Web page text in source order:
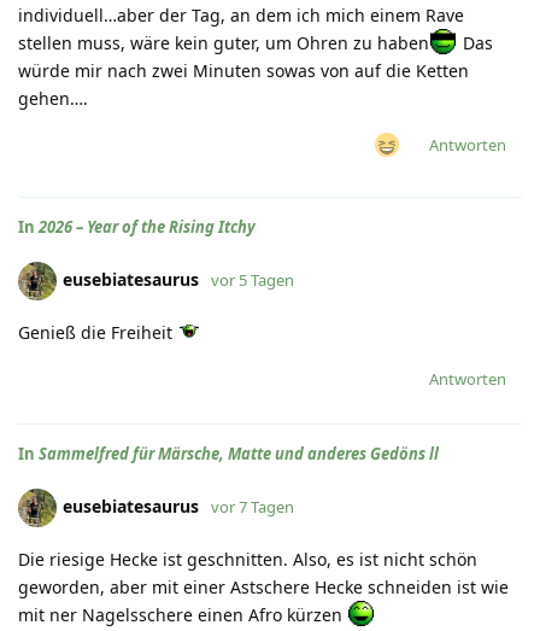
individuell…aber der Tag, an dem ich mich einem Rave
stellen muss, wäre kein guter, um Ohren zu haben
Das
würde mir nach zwei Minuten sowas von auf die Ketten
gehen….
Antworten
In2026 – Year of the Rising Itchy
eusebiatesaurus vor 5 Tagen
Genieß die Freiheit
Antworten
In Sammelfred für Märsche, Matte und anderes Gedöns ll
eusebiatesaurus vor 7 Tagen
Die riesige Hecke ist geschnitten. Also, es ist nicht schön
geworden, aber mit einer Astschere Hecke schneiden ist wie
mit ner Nagelsschere einen Afro kürzen